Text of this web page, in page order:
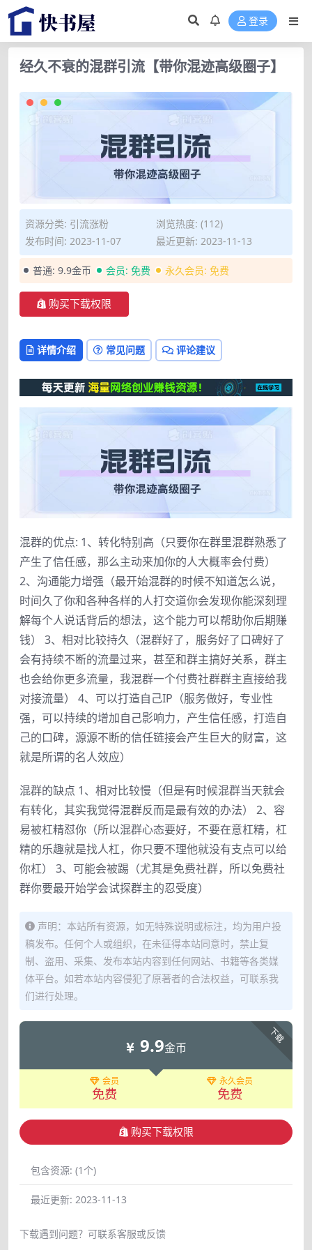
登录
经久不衰的混群引流【带你混迹高级圈子】
资源分类: 引流涨粉
浏览热度: (112)
发布时间: 2023-11-07
最近更新: 2023-11-13
普通: 9.9金币 会员: 免费 永久会员: 免费
购买下载权限
详情介绍 常见问题 评论建议
混群的优点: 1、转化特别高（只要你在群里混群熟悉了
产生了信任感，那么主动来加你的人大概率会付费）
2、沟通能力增强（最开始混群的时候不知道怎么说，
时间久了你和各种各样的人打交道你会发现你能深刻理
解每个人说话背后的想法，这个能力可以帮助你后期赚
钱） 3、相对比较持久（混群好了，服务好了口碑好了
会有持续不断的流量过来，甚至和群主搞好关系，群主
也会给你更多流量，我混群一个付费社群群主直接给我
对接流量） 4、可以打造自己IP（服务做好，专业性
强，可以持续的增加自己影响力，产生信任感，打造自
己的口碑，源源不断的信任链接会产生巨大的财富，这
就是所谓的名人效应）
混群的缺点 1、相对比较慢（但是有时候混群当天就会
有转化，其实我觉得混群反而是最有效的办法） 2、容
易被杠精怼你（所以混群心态要好，不要在意杠精，杠
精的乐趣就是找人杠，你只要不理他就没有支点可以给
你杠） 3、可能会被踢（尤其是免费社群，所以免费社
群你要最开始学会试探群主的忍受度）
声明：本站所有资源，如无特殊说明或标注，均为用户投
稿发布。任何个人或组织，在未征得本站同意时，禁止复
制、盗用、采集、发布本站内容到任何网站、书籍等各类媒
体平台。如若本站内容侵犯了原著者的合法权益，可联系我
们进行处理。
下载
9.9金币
会员
免费
永久会员
免费
购买下载权限
包含资源: (1个)
最近更新: 2023-11-13
下载遇到问题？可联系客服或反馈